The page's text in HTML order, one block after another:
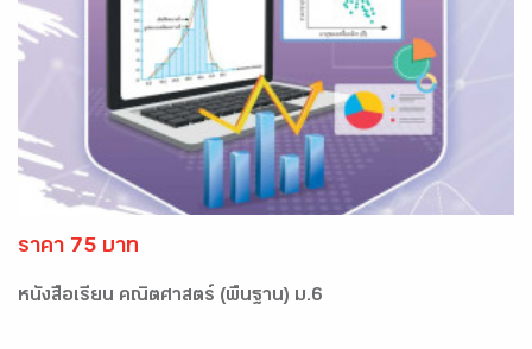
ราคา 75 บาท
หนังสือเรียน คณิตศาสตร์ (พื้นฐาน) ม.6